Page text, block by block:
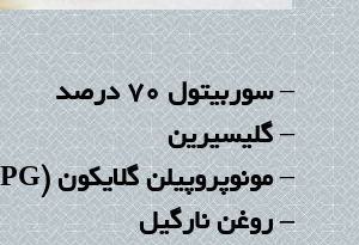
–سوربیتول 70 درصد
–گلیسیرین
–مونوپروپیلن گلایکون (MPG)
– روغن نارگیل